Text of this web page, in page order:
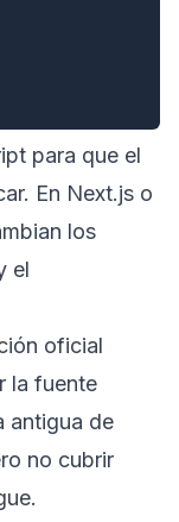
para que el
En Next.js o
los
el
oficial
la fuente
antigua de
no cubrir